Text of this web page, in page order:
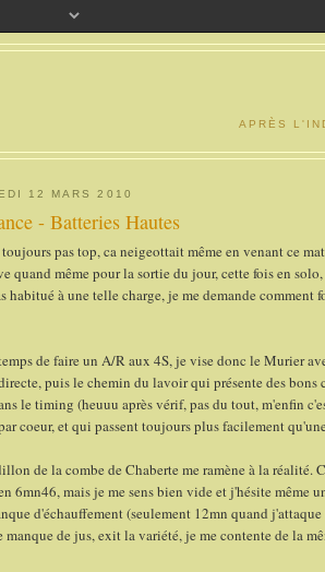
APRÈS
12 MARS 2010
- Batteries Hautes
pas top, ca neigeottait même en venant ce
quand même pour la sortie du jour, cette fois en
habitué à une telle charge, je me demande
de faire un A/R aux 4S, je vise donc le Murier
puis le chemin du lavoir qui présente des
le timing (heuuu après vérif, pas du tout, m'enfin
coeur, et qui passent toujours plus facilement
de la combe de Chaberte me ramène à la réalité.
6mn46, mais je me sens bien vide et j'hésite même
d'échauffement (seulement 12mn quand
manque de jus, exit la variété, je me contente de la